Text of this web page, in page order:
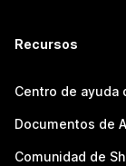
Recursos
Centro de ayuda
Documentos de
Comunidad de